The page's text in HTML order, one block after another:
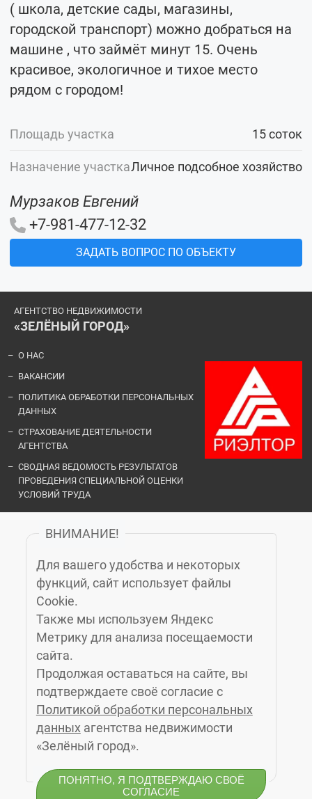
( школа, детские сады, магазины,
городской транспорт) можно добраться на
машине , что займёт минут 15. Очень
красивое, экологичное и тихое место
рядом с городом!
Площадь участка 15 соток
Назначение участкаЛичное подсобное хозяйство
Мурзаков Евгений
+7-981-477-12-32
ЗАДАТЬ ВОПРОС ПО ОБЪЕКТУ
АГЕНТСТВО НЕДВИЖИМОСТИ
«ЗЕЛЁНЫЙ ГОРОД»
О НАС
ВАКАНСИИ
ПОЛИТИКА ОБРАБОТКИ ПЕРСОНАЛЬНЫХ
ДАННЫХ
СТРАХОВАНИЕ ДЕЯТЕЛЬНОСТИ
АГЕНТСТВА
СВОДНАЯ ВЕДОМОСТЬ РЕЗУЛЬТАТОВ
ПРОВЕДЕНИЯ СПЕЦИАЛЬНОЙ ОЦЕНКИ
УСЛОВИЙ ТРУДА
«ЗЕЛЁНЫЙ ГОРОД»
КАЛИНИНГРАД, МОСКОВСКИЙ ПРОСПЕКТ, 14Б, 6-Й ЭТАЖ, (4012)
76-77-91
ЗЕЛЕНОГРАДСК
(4012) 77-23-24
СВЕТЛОГОРСК, УЛ. ГАГАРИНА 1, (4012) 77-27-47
ПИОНЕРСКИЙ, УЛ. САДОВАЯ, Д.2, 2-Й ЭТАЖ, (4012) 77-12-32
ГУРЬЕВСК, ПЕРЕУЛОК ЯСНЫЙ, Д.2, ОФИС 2, (4012) 77-29-39
© 2010-2026 Агентство недвижимости «Зелёный
город»
ВНИМАНИЕ!
Для вашего удобства и некоторых
функций, сайт использует файлы
Cookie.
Также мы используем Яндекс
Метрику для анализа посещаемости
сайта.
Продолжая оставаться на сайте, вы
подтверждаете своё согласие с
Политикой обработки персональных
данных агентства недвижимости
«Зелёный город».
ПОНЯТНО, Я ПОДТВЕРЖДАЮ СВОЁ
СОГЛАСИЕ